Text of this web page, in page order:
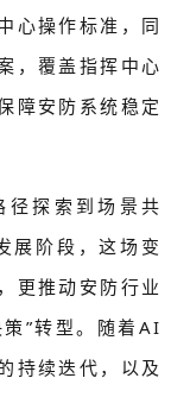
心操作标准，同
，覆盖指挥中心
障安防系统稳定
径探索到场景共
展阶段，这场变
更推动安防行业
”转型。随着AI
持续迭代，以及